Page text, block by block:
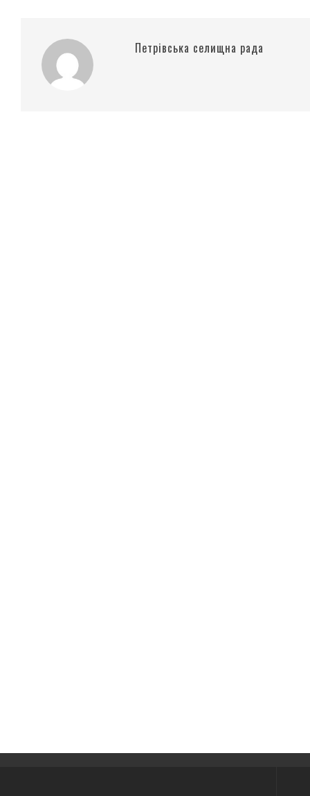
Петрівська селищна рада